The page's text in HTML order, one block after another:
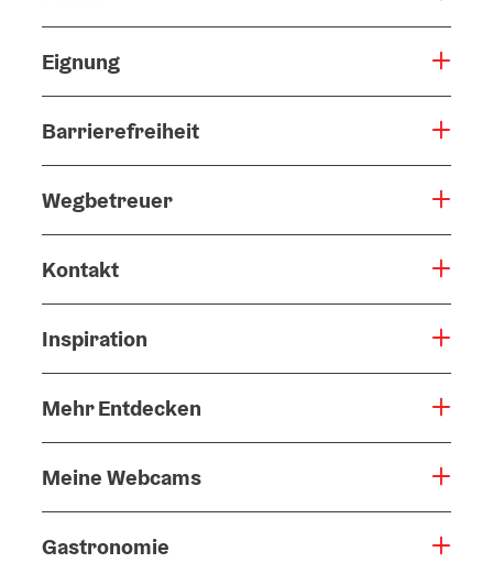
Eignung
Barrierefreiheit
Wegbetreuer
Kontakt
Inspiration
Mehr Entdecken
Meine Webcams
Gastronomie